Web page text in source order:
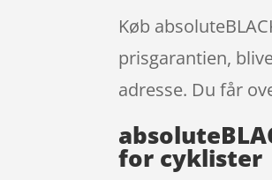
Køb
prisgarantien,
adresse. Du får
for cyklister